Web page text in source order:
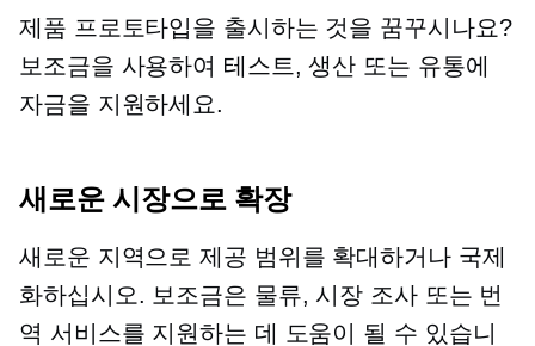
제품 프로토타입을 출시하는 것을 꿈꾸시나요?
보조금을 사용하여 테스트, 생산 또는 유통에
자금을 지원하세요.
새로운 시장으로 확장
새로운 지역으로 제공 범위를 확대하거나 국제
화하십시오. 보조금은 물류, 시장 조사 또는 번
역 서비스를 지원하는 데 도움이 될 수 있습니